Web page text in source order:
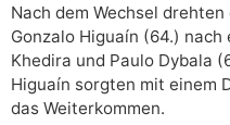
Nach dem Wechsel
Gonzalo Higuaín (64.)
Khedira und Paulo Dybala
Higuaín sorgten mit einem
das Weiterkommen.